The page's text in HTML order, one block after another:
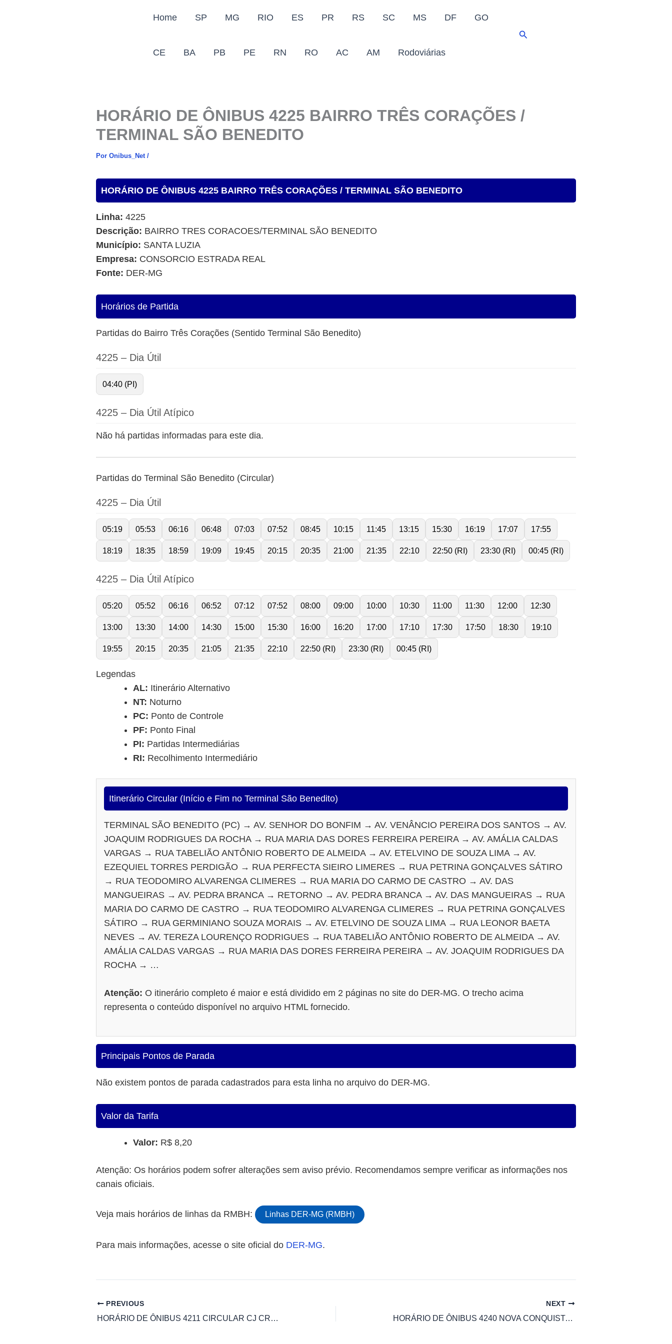
Home SP MG RIO ES PR RS SC MS DF GO
CE BA PB PE RN RO AC AM Rodoviárias
Pesquisar
HORÁRIO DE ÔNIBUS 4225 BAIRRO TRÊS CORAÇÕES /
TERMINAL SÃO BENEDITO
Por Onibus_Net /
HORÁRIO DE ÔNIBUS 4225 BAIRRO TRÊS CORAÇÕES / TERMINAL SÃO BENEDITO
Linha: 4225
Descrição: BAIRRO TRES CORACOES/TERMINAL SÃO BENEDITO
Município: SANTA LUZIA
Empresa: CONSORCIO ESTRADA REAL
Fonte: DER-MG
Horários de Partida
Partidas do Bairro Três Corações (Sentido Terminal São Benedito)
4225 – Dia Útil
04:40 (PI)
4225 – Dia Útil Atípico
Não há partidas informadas para este dia.
Partidas do Terminal São Benedito (Circular)
4225 – Dia Útil
05:19 05:53 06:16 06:48 07:03 07:52 08:45 10:15 11:45 13:15 15:30 16:19 17:07 17:55
18:19 18:35 18:59 19:09 19:45 20:15 20:35 21:00 21:35 22:10 22:50 (RI) 23:30 (RI) 00:45 (RI)
4225 – Dia Útil Atípico
05:20 05:52 06:16 06:52 07:12 07:52 08:00 09:00 10:00 10:30 11:00 11:30 12:00 12:30
13:00 13:30 14:00 14:30 15:00 15:30 16:00 16:20 17:00 17:10 17:30 17:50 18:30 19:10
19:55 20:15 20:35 21:05 21:35 22:10 22:50 (RI) 23:30 (RI) 00:45 (RI)
Legendas
AL: Itinerário Alternativo
NT: Noturno
PC: Ponto de Controle
PF: Ponto Final
PI: Partidas Intermediárias
RI: Recolhimento Intermediário
Itinerário Circular (Início e Fim no Terminal São Benedito)
TERMINAL SÃO BENEDITO (PC) → AV. SENHOR DO BONFIM → AV. VENÂNCIO PEREIRA DOS SANTOS → AV.
JOAQUIM RODRIGUES DA ROCHA → RUA MARIA DAS DORES FERREIRA PEREIRA → AV. AMÁLIA CALDAS
VARGAS → RUA TABELIÃO ANTÔNIO ROBERTO DE ALMEIDA → AV. ETELVINO DE SOUZA LIMA → AV.
EZEQUIEL TORRES PERDIGÃO → RUA PERFECTA SIEIRO LIMERES → RUA PETRINA GONÇALVES SÁTIRO
→ RUA TEODOMIRO ALVARENGA CLIMERES → RUA MARIA DO CARMO DE CASTRO → AV. DAS
MANGUEIRAS → AV. PEDRA BRANCA → RETORNO → AV. PEDRA BRANCA → AV. DAS MANGUEIRAS → RUA
MARIA DO CARMO DE CASTRO → RUA TEODOMIRO ALVARENGA CLIMERES → RUA PETRINA GONÇALVES
SÁTIRO → RUA GERMINIANO SOUZA MORAIS → AV. ETELVINO DE SOUZA LIMA → RUA LEONOR BAETA
NEVES → AV. TEREZA LOURENÇO RODRIGUES → RUA TABELIÃO ANTÔNIO ROBERTO DE ALMEIDA → AV.
AMÁLIA CALDAS VARGAS → RUA MARIA DAS DORES FERREIRA PEREIRA → AV. JOAQUIM RODRIGUES DA
ROCHA → …
Atenção: O itinerário completo é maior e está dividido em 2 páginas no site do DER-MG. O trecho acima
representa o conteúdo disponível no arquivo HTML fornecido.
Principais Pontos de Parada
Não existem pontos de parada cadastrados para esta linha no arquivo do DER-MG.
Valor da Tarifa
Valor: R$ 8,20
Atenção: Os horários podem sofrer alterações sem aviso prévio. Recomendamos sempre verificar as informações nos
canais oficiais.
Veja mais horários de linhas da RMBH: Linhas DER-MG (RMBH)
Para mais informações, acesse o site oficial do DER-MG.
PREVIOUS
HORÁRIO DE ÔNIBUS 4211 CIRCULAR CJ CRISTINA / TERMINAL SÃO BENEDITO
NEXT
HORÁRIO DE ÔNIBUS 4240 NOVA CONQUISTA / TERMINAL SÃO BENEDITO